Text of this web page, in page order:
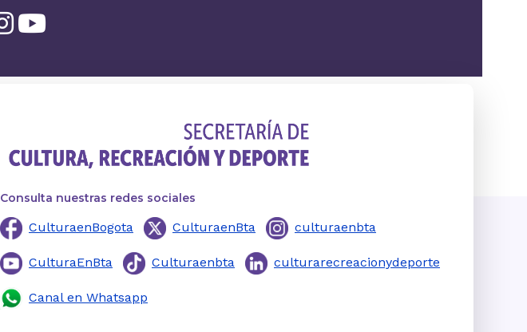
Consulta nuestras redes sociales
CulturaenBogota CulturaenBta culturaenbta
CulturaEnBta Culturaenbta culturarecreacionydeporte
Canal en Whatsapp